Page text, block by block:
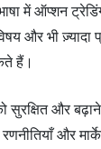
में ऑप्शन
और भी ज़्यादा
हैं।
सुरक्षित और
और